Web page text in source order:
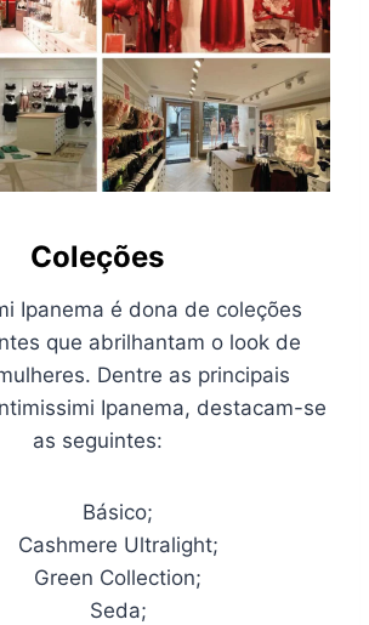
Coleções
Ipanema é dona de coleções
que abrilhantam o look de
Dentre as principais
Ipanema, destacam-se
as seguintes:
Básico;
Cashmere Ultralight;
Green Collection;
Seda;